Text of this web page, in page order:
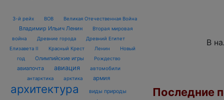
3-й рейх ВОВ Великая Отечественная Война
Владимир Ильич Ленин
Вторая мировая
война
Древние города
Древний Египет
Елизавета II
Красный Крест Ленин
Новый
год
Олимпийские игры Рождество
авиапочта авиация автомобили
антарктика арктика армия
архитектура виды природы
В
Последние